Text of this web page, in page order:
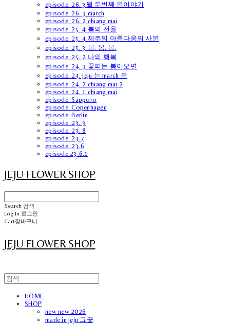
episode. 26. 3월 두번째 봄이야기
episode. 26. 3 march
episode. 26. 2 chiang mai
episode. 25. 4 봄의 선율
episode. 25. 4 제주의 아름다움의 사본
episode. 25. 3 봄. 봄. 봄.
episode. 25. 2 나의 행복
episode. 24. 3 꽃피는 봄이오면
episode. 24. jeju 는 march 봄
episode. 24. 2 chiang mai 2
episode. 24. 1 chiang mai
episode. Sapporo
episode. Copenhagen
episode. Berlin
episode. 23. 9
episode. 23. 8
episode. 23.7
episode. 23.6
episode.23.6.1
JEJU FLOWER SHOP
Search 검색
Log In 로그인
Cart장바구니
JEJU FLOWER SHOP
HOME
SHOP
new new 2026
made in jeju 그꽃